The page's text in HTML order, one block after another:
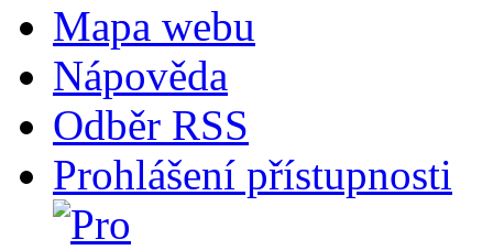
Mapa webu
Nápověda
Odběr RSS
Prohlášení přístupnosti